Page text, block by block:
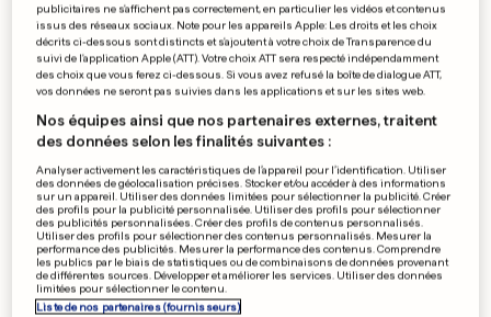
LYON
Une mère soupçonnée d'avoir
empoisonné son enfant de 3
ans
0 4 0
CRISE DE CEUTA
Des partis espagnols veulent
exclure le Maroc du Mondial
publicitaires ne s'affichent pas correctement, en particulier les vidéos et contenus
issus des réseaux sociaux. Note pour les appareils Apple: Les droits et les choix
décrits ci-dessous sont distincts et s'ajoutent à votre choix de Transparence du
suivi de l'application Apple (ATT). Votre choix ATT sera respecté indépendamment
des choix que vous ferez ci-dessous. Si vous avez refusé la boîte de dialogue ATT,
vos données ne seront pas suivies dans les applications et sur les sites web.
Nos équipes ainsi que nos partenaires externes, traitent
des données selon les finalités suivantes :
Analyser activement les caractéristiques de l’appareil pour l’identification. Utiliser
des données de géolocalisation précises. Stocker et/ou accéder à des informations
sur un appareil. Utiliser des données limitées pour sélectionner la publicité. Créer
des profils pour la publicité personnalisée. Utiliser des profils pour sélectionner
des publicités personnalisées. Créer des profils de contenus personnalisés.
Utiliser des profils pour sélectionner des contenus personnalisés. Mesurer la
performance des publicités. Mesurer la performance des contenus. Comprendre
les publics par le biais de statistiques ou de combinaisons de données provenant
de différentes sources. Développer et améliorer les services. Utiliser des données
limitées pour sélectionner le contenu.
Liste de nos partenaires (fournisseurs)